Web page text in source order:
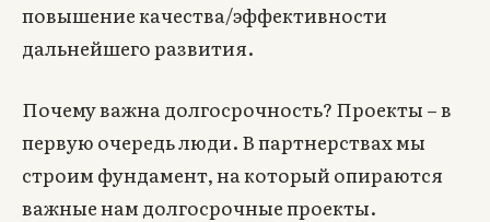
повышение качества/эффективности
дальнейшего развития.
Почему важна долгосрочность? Проекты – в
первую очередь люди. В партнерствах мы
строим фундамент, на который опираются
важные нам долгосрочные проекты.